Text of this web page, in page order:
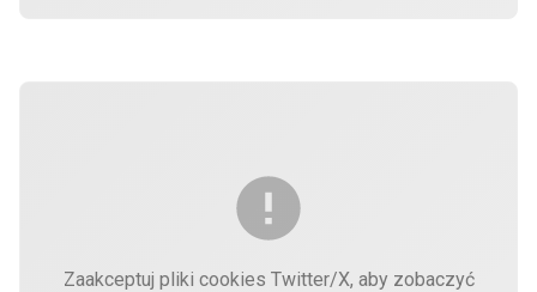
Zaakceptuj pliki cookies Twitter/X, aby zobaczyć